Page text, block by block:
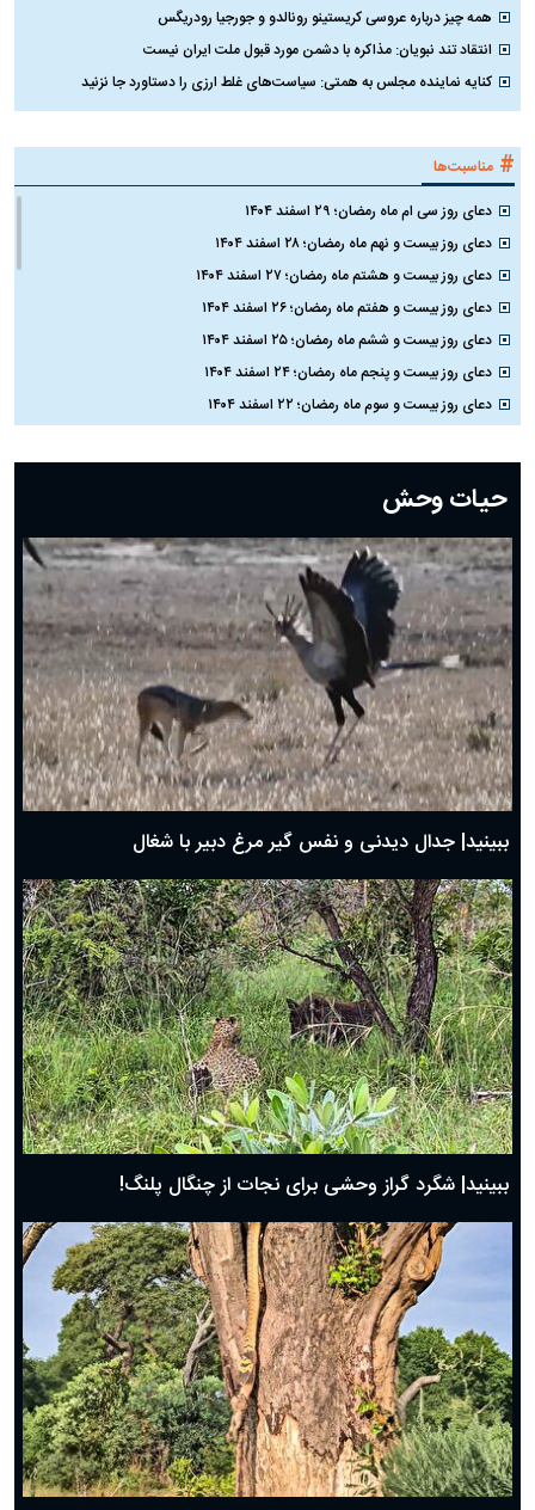
همه چیز درباره عروسی کریستینو رونالدو و جورجیا رودریگس
انتقاد تند نبویان: مذاکره با دشمن مورد قبول ملت ایران نیست
کنایه نماینده مجلس به همتی: سیاست‌های غلط ارزی را دستاورد جا نزنید
# مناسبت‌ها
دعای روز سی ام ماه رمضان؛ ۲۹ اسفند ۱۴۰۴
دعای روز بیست و نهم ماه رمضان؛ ۲۸ اسفند ۱۴۰۴
دعای روز بیست و هشتم ماه رمضان؛ ۲۷ اسفند ۱۴۰۴
دعای روز بیست و هفتم ماه رمضان؛ ۲۶ اسفند ۱۴۰۴
دعای روز بیست و ششم ماه رمضان؛ ۲۵ اسفند ۱۴۰۴
دعای روز بیست و پنجم ماه رمضان؛ ۲۴ اسفند ۱۴۰۴
دعای روز بیست و سوم ماه رمضان؛ ۲۲ اسفند ۱۴۰۴
دعای روز بیستم ماه رمضان؛ ۱۹ اسفند ۱۴۰۴
دعای روز هشتم ماه مبارک رمضان؛ ۷ اسفند ماه ۱۴۰۴
دعای روز هفتم ماه رمضان؛ ۶ اسفند ۱۴۰۴
دعای روز ششم ماه رمضان؛ ۵ اسفند ۱۴۰۴
دعای روز پنجم ماه رمضان؛ ۴ اسفند ۱۴۰۴
دعای روز چهارم ماه مبارک رمضان؛ ۳ اسفند ۱۴۰۴
دعای روز سوم ماه مبارک رمضان؛ ۱۴ اسفند ۱۴۰۴
دعای روز دوم ماه مبارک رمضان ۱ اسفند ماه ۱۴۰۴
دعای روز اول ماه مبارک رمضان، ۳۰ بهمن ۱۴۰۴
حضرت زینب(س) چگونه از دنیا رفت؟
بهترین پیامک تبریک روز پدر ۱۴۰۴؛ جملات زیبا و صمیمانه
حیات وحش
ببینید| جدال دیدنی و نفس گیر مرغ دبیر با شغال
ببینید| شگرد گراز وحشی برای نجات از چنگال پلنگ!